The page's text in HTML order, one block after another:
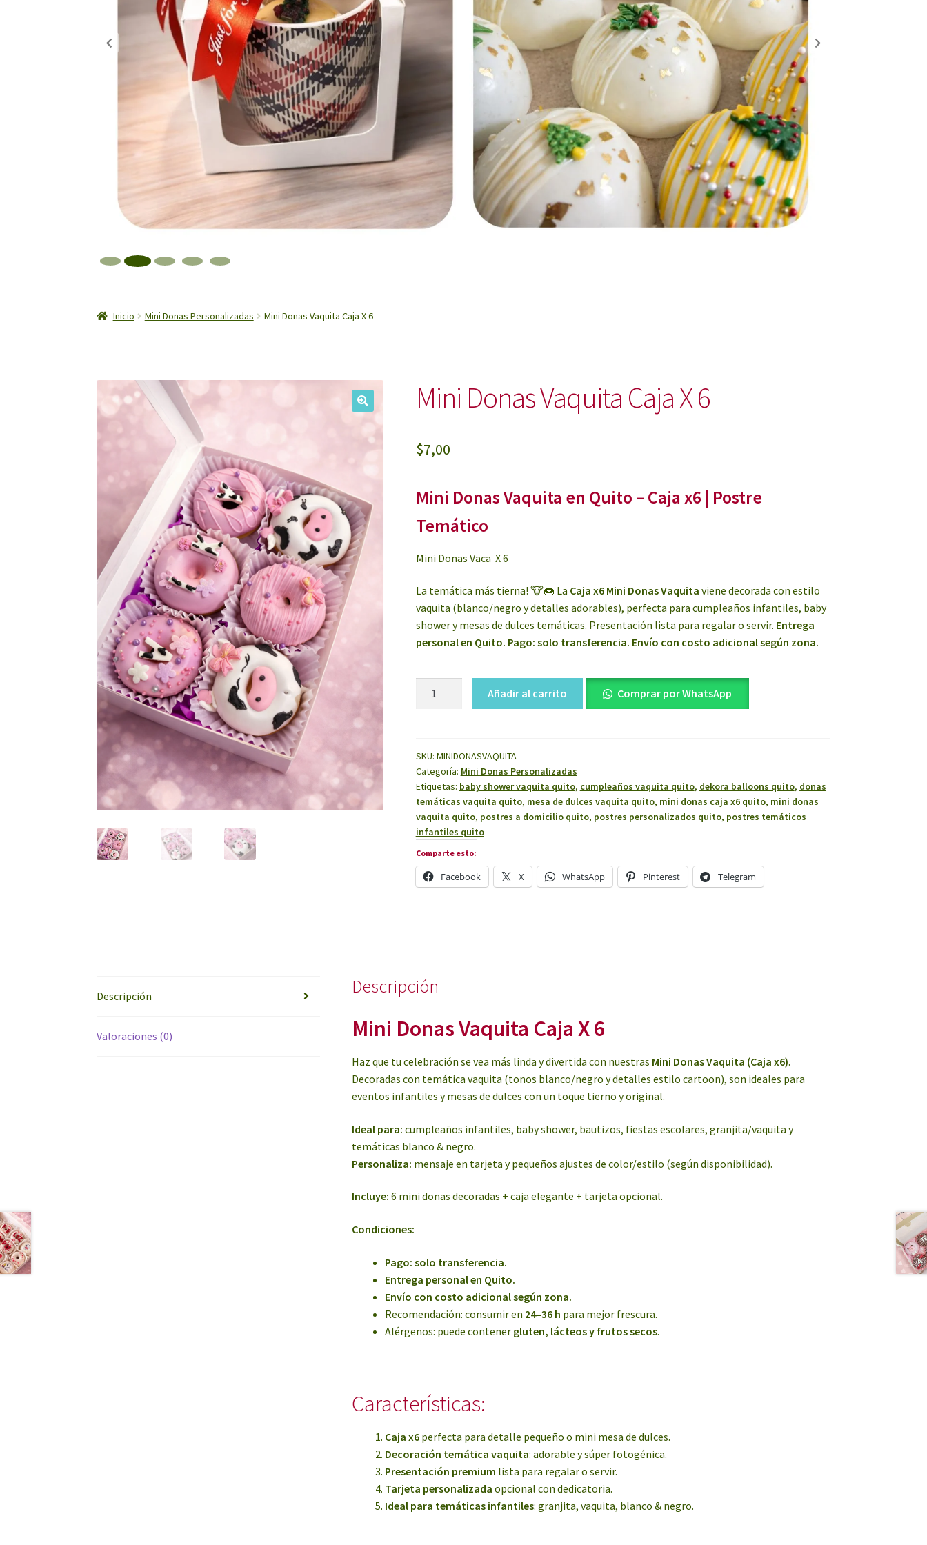
Inicio Mini Donas Personalizadas Mini Donas Vaquita Caja X 6
🔍
Mini Donas Vaquita Caja X 6
$7,00
Mini Donas Vaquita en Quito – Caja x6 | Postre
Temático
Mini Donas Vaca X 6
La temática más tierna! 🐮🍩 La Caja x6 Mini Donas Vaquita viene decorada con estilo
vaquita (blanco/negro y detalles adorables), perfecta para cumpleaños infantiles, baby
shower y mesas de dulces temáticas. Presentación lista para regalar o servir. Entrega
personal en Quito. Pago: solo transferencia. Envío con costo adicional según zona.
X
6
cantidad
Añadir al carrito Comprar por WhatsApp
SKU: MINIDONASVAQUITA
Categoría: Mini Donas Personalizadas
Etiquetas: baby shower vaquita quito, cumpleaños vaquita quito, dekora balloons quito, donas
temáticas vaquita quito, mesa de dulces vaquita quito, mini donas caja x6 quito, mini donas
vaquita quito, postres a domicilio quito, postres personalizados quito, postres temáticos
infantiles quito
Comparte esto:
Facebook X WhatsApp Pinterest Telegram
Descripción
Valoraciones (0)
Descripción
Mini Donas Vaquita Caja X 6
Haz que tu celebración se vea más linda y divertida con nuestras Mini Donas Vaquita (Caja x6).
Decoradas con temática vaquita (tonos blanco/negro y detalles estilo cartoon), son ideales para
eventos infantiles y mesas de dulces con un toque tierno y original.
Ideal para: cumpleaños infantiles, baby shower, bautizos, fiestas escolares, granjita/vaquita y
temáticas blanco & negro.
Personaliza: mensaje en tarjeta y pequeños ajustes de color/estilo (según disponibilidad).
Incluye: 6 mini donas decoradas + caja elegante + tarjeta opcional.
Condiciones:
Pago: solo transferencia.
Entrega personal en Quito.
Envío con costo adicional según zona.
Recomendación: consumir en 24–36 h para mejor frescura.
Alérgenos: puede contener gluten, lácteos y frutos secos.
Características:
Caja x6 perfecta para detalle pequeño o mini mesa de dulces.
Decoración temática vaquita: adorable y súper fotogénica.
Presentación premium lista para regalar o servir.
Tarjeta personalizada opcional con dedicatoria.
Ideal para temáticas infantiles: granjita, vaquita, blanco & negro.